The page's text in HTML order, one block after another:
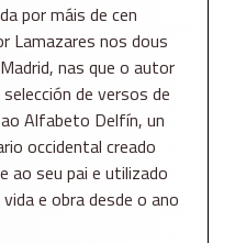
por máis de cen
Lamazares nos dous
nas que o autor
de versos de
Alfabeto Delfín, un
occidental creado
ao seu pai e utilizado
e obra desde o ano